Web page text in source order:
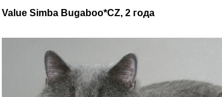
Value Simba Bugaboo*CZ, 2 года